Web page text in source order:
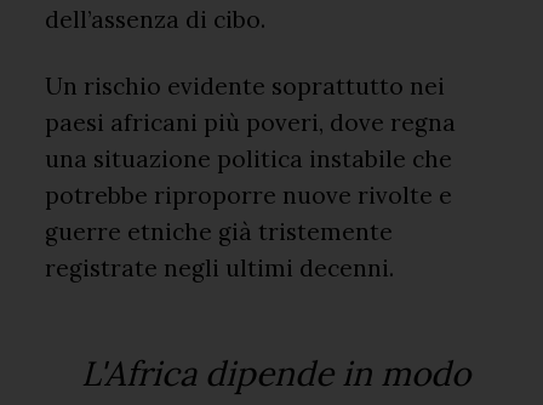
dell’assenza di cibo.
Un rischio evidente soprattutto nei
paesi africani più poveri, dove regna
una situazione politica instabile che
potrebbe riproporre nuove rivolte e
guerre etniche già tristemente
registrate negli ultimi decenni.
L'Africa dipende in modo